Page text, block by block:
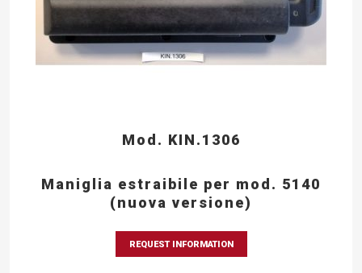
Mod. KIN.1306
Maniglia estraibile per mod. 5140
(nuova versione)
REQUEST INFORMATION